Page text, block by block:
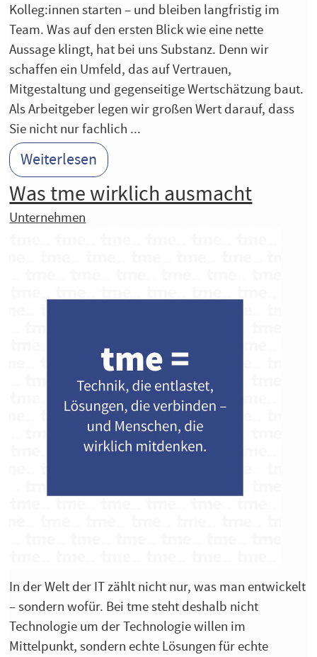
Kolleg:innen starten – und bleiben langfristig im
Team. Was auf den ersten Blick wie eine nette
Aussage klingt, hat bei uns Substanz. Denn wir
schaffen ein Umfeld, das auf Vertrauen,
Mitgestaltung und gegenseitige Wertschätzung baut.
Als Arbeitgeber legen wir großen Wert darauf, dass
Sie nicht nur fachlich ...
Weiterlesen
Was tme wirklich ausmacht
Unternehmen
In der Welt der IT zählt nicht nur, was man entwickelt
– sondern wofür. Bei tme steht deshalb nicht
Technologie um der Technologie willen im
Mittelpunkt, sondern echte Lösungen für echte